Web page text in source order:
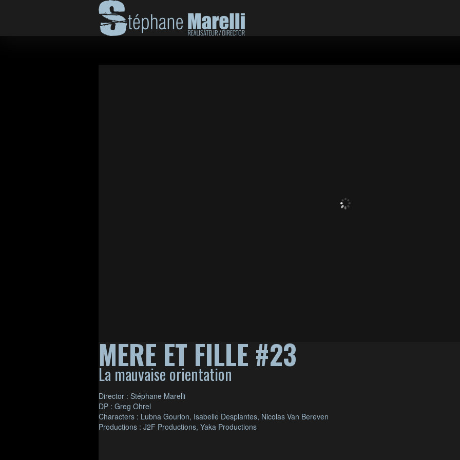
MERE ET FILLE #23
La mauvaise orientation
Director : Stéphane Marelli
DP : Greg Ohrel
Characters : Lubna Gourion, Isabelle Desplantes, Nicolas Van Bereven
Productions : J2F Productions, Yaka Productions